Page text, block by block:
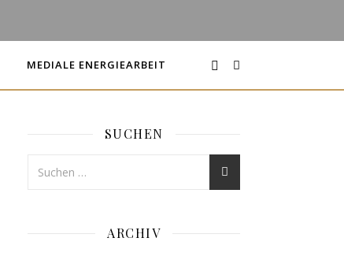
MEDIALE ENERGIEARBEIT
SUCHEN
ARCHIV